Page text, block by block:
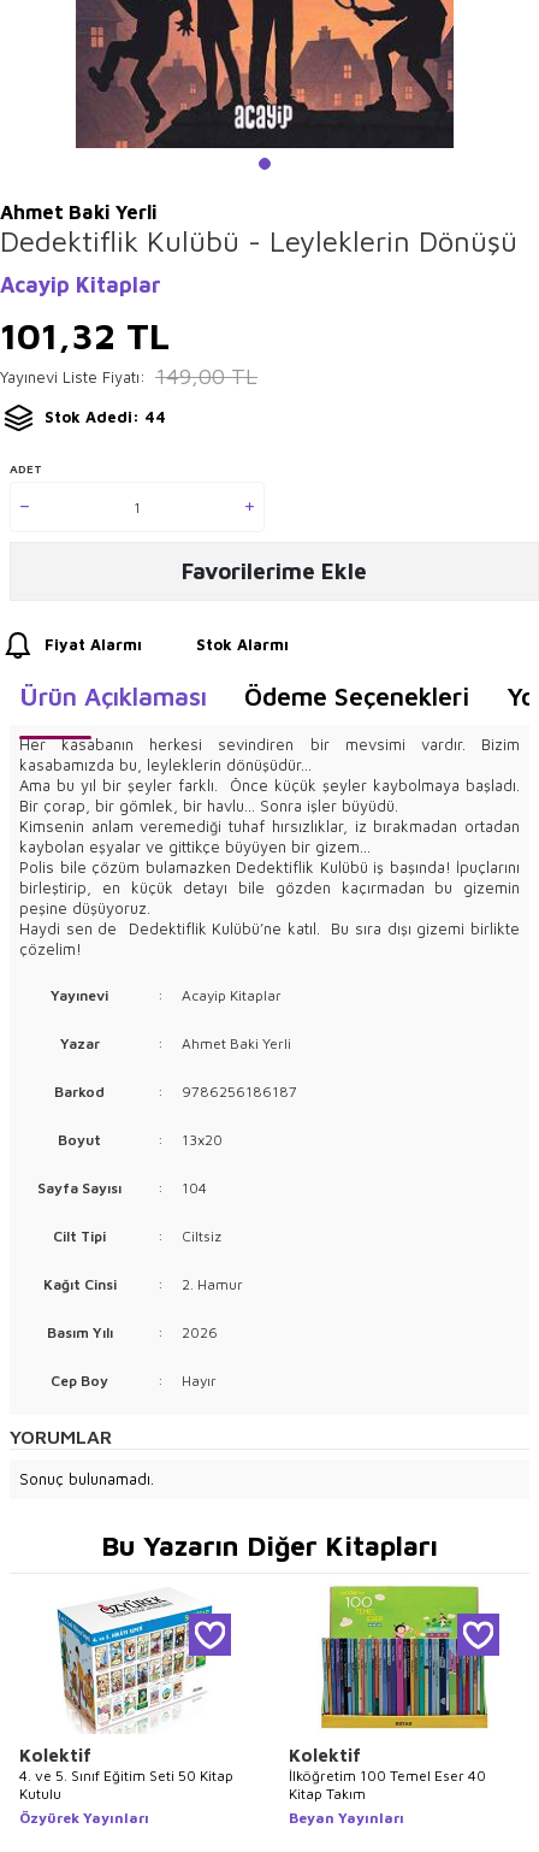
Ahmet Baki Yerli
Dedektiflik Kulübü - Leyleklerin Dönüşü
Acayip Kitaplar
101,32 TL
Yayınevi Liste Fiyatı: 149,00TL
Stok Adedi: 44
ADET
Favorilerime Ekle
Fiyat Alarmı Stok Alarmı
Ürün Açıklaması Ödeme Seçenekleri
Her kasabanın herkesi sevindiren bir mevsimi vardır. Bizim
kasabamızda bu, leyleklerin dönüşüdür…
Ama bu yıl bir şeyler farklı. Önce küçük şeyler kaybolmaya başladı.
Bir çorap, bir gömlek, bir havlu... Sonra işler büyüdü.
Kimsenin anlam veremediği tuhaf hırsızlıklar, iz bırakmadan ortadan
kaybolan eşyalar ve gittikçe büyüyen bir gizem…
Polis bile çözüm bulamazken Dedektiflik Kulübü iş başında! İpuçlarını
birleştirip, en küçük detayı bile gözden kaçırmadan bu gizemin
peşine düşüyoruz.
Haydi sen de Dedektiflik Kulübü’ne katıl. Bu sıra dışı gizemi birlikte
çözelim!
Yayınevi : Acayip Kitaplar
Yazar : Ahmet Baki Yerli
Barkod : 9786256186187
Boyut : 13x20
Sayfa Sayısı : 104
Cilt Tipi : Ciltsiz
Kağıt Cinsi : 2. Hamur
Basım Yılı : 2026
Cep Boy : Hayır
YORUMLAR
Sonuç bulunamadı.
Bu Yazarın Diğer Kitapları
Kolektif
4. ve 5. Sınıf Eğitim Seti 50 Kitap
Kutulu
Özyürek Yayınları
Kolektif
İlköğretim 100 Temel Eser 40
Kitap Takım
Beyan Yayınları